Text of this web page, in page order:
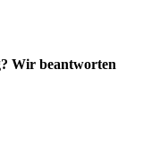
Wir beantworten